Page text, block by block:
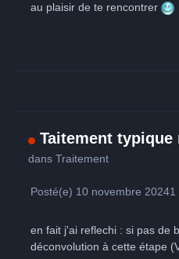
au plaisir de te rencontrer
Taitement typique
dansTraitement
Posté(e) 10 novembre 20241
en fait j'ai reflechi : si pas de
déconvolution à cette étape